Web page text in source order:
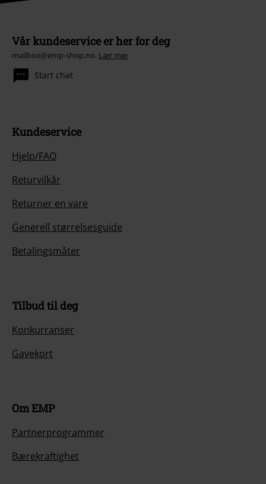
Vår kundeservice er her for deg
mailbox@emp-shop.no. Lær mer
Start chat
Kundeservice
Hjelp/FAQ
Returvilkår
Returner en vare
Generell størrelsesguide
Betalingsmåter
Tilbud til deg
Konkurranser
Gavekort
Om EMP
Partnerprogrammer
Bærekraftighet